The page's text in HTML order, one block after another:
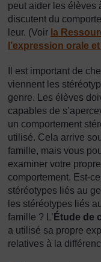
peut aider les élèves
discutent du
leur. (Voir la
l’expression orale
Il est important de
viennent les
genre. Les élèves
capables de
un comportement
utilisé. Cela arrive
famille, mais vous
examiner votre propre
comportement. Est-
stéréotypes liés au
les stéréotypes liés
famille ? L’ Étude de
a utilisé sa propre
relatives à la